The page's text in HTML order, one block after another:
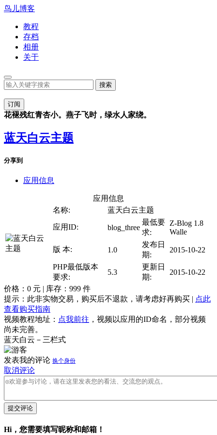
鸟儿博客
教程
存档
相册
关于
订阅
花褪残红青杏小。燕子飞时，绿水人家绕。
蓝天白云主题
分享到
应用信息
应用信息
名称:
蓝天白云主题
应用ID: blog_three
最低要
求:
Z-Blog 1.8
Walle
版 本: 1.0
发布日
期:
2015-10-22
PHP最低版本
要求:
5.3
更新日
期:
2015-10-22
价格： 0 元 | 库存： 999 件
提示：此非实物交易，购买后不退款，请考虑好再购买 | 点此
查看购买指南
视频教程地址： 点我前往 ，视频以应用的ID命名，部分视频
尚未完善。
蓝天白云－三栏式
发表我的评论 换个身份
取消评论
提交评论
Hi，您需要填写昵称和邮箱！